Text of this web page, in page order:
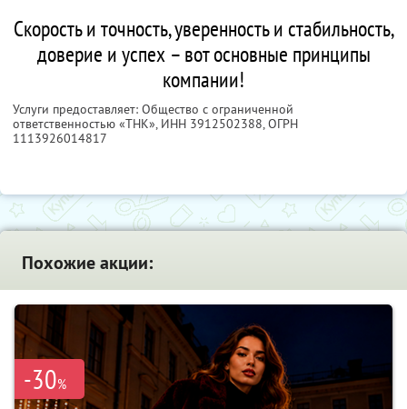
Скорость и точность, уверенность и стабильность,
доверие и успех – вот основные принципы
компании!
Услуги предоставляет: Общество с ограниченной
ответственностью «ТНК», ИНН 3912502388, ОГРН
1113926014817
Похожие акции:
-30%